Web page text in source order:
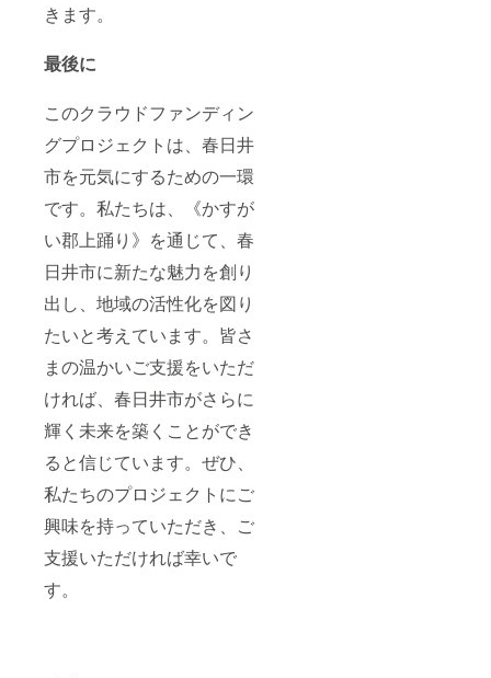
きます。
最後に
このクラウドファンディン
グプロジェクトは、春日井
市を元気にするための一環
です。私たちは、《かすが
い郡上踊り》を通じて、春
日井市に新たな魅力を創り
出し、地域の活性化を図り
たいと考えています。皆さ
まの温かいご支援をいただ
ければ、春日井市がさらに
輝く未来を築くことができ
ると信じています。ぜひ、
私たちのプロジェクトにご
興味を持っていただき、ご
支援いただければ幸いで
す。